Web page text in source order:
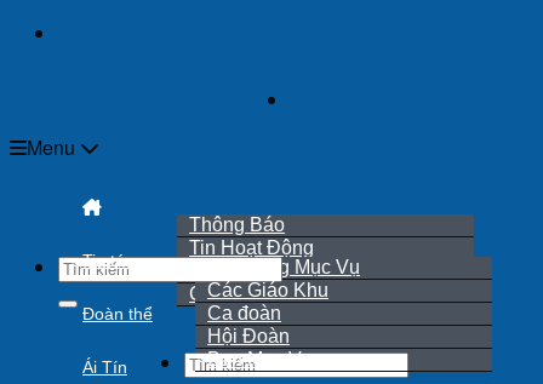
Skip
Menu
Tin tức
Thông Báo
Tin Hoạt Động
Rao Hôn Phối
Cáo Phó
Đoàn thể
Hội Đồng Mục Vụ
Các Giáo Khu
Ca đoàn
Hội Đoàn
Ban Mục Vụ
Ái Tín